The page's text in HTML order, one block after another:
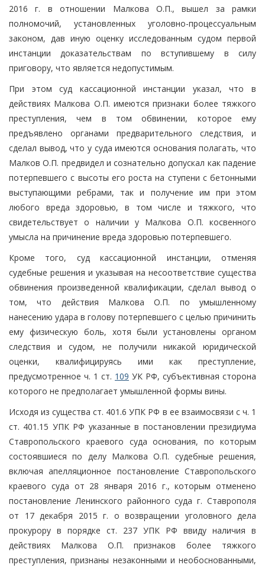
2016 г. в отношении Малкова О.П., вышел за рамки
полномочий, установленных уголовно-процессуальным
законом, дав иную оценку исследованным судом первой
инстанции доказательствам по вступившему в силу
приговору, что является недопустимым.
При этом суд кассационной инстанции указал, что в
действиях Малкова О.П. имеются признаки более тяжкого
преступления, чем в том обвинении, которое ему
предъявлено органами предварительного следствия, и
сделал вывод, что у суда имеются основания полагать, что
Малков О.П. предвидел и сознательно допускал как падение
потерпевшего с высоты его роста на ступени с бетонными
выступающими ребрами, так и получение им при этом
любого вреда здоровью, в том числе и тяжкого, что
свидетельствует о наличии у Малкова О.П. косвенного
умысла на причинение вреда здоровью потерпевшего.
Кроме того, суд кассационной инстанции, отменяя
судебные решения и указывая на несоответствие существа
обвинения произведенной квалификации, сделал вывод о
том, что действия Малкова О.П. по умышленному
нанесению удара в голову потерпевшего с целью причинить
ему физическую боль, хотя были установлены органом
следствия и судом, не получили никакой юридической
оценки, квалифицируясь ими как преступление,
предусмотренное ч. 1 ст. 109 УК РФ, субъективная сторона
которого не предполагает умышленной формы вины.
Исходя из существа ст. 401.6 УПК РФ в ее взаимосвязи с ч. 1
ст. 401.15 УПК РФ указанные в постановлении президиума
Ставропольского краевого суда основания, по которым
состоявшиеся по делу Малкова О.П. судебные решения,
включая апелляционное постановление Ставропольского
краевого суда от 28 января 2016 г., которым отменено
постановление Ленинского районного суда г. Ставрополя
от 17 декабря 2015 г. о возвращении уголовного дела
прокурору в порядке ст. 237 УПК РФ ввиду наличия в
действиях Малкова О.П. признаков более тяжкого
преступления, признаны незаконными и необоснованными,